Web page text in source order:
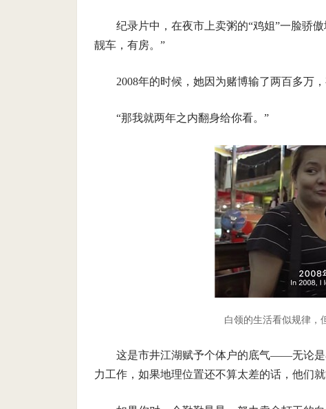
纪录片中，在夜市上卖粥的“鸡姐”一脸骄
靓车，有房。”
2008年的时候，她因为赌博输了两百多万
“那我就两年之内翻身给你看。”
白领的生活看似规律，
这是市井江湖赋予个体户的底气——无论
力工作，如果地理位置还不算太差的话，他们